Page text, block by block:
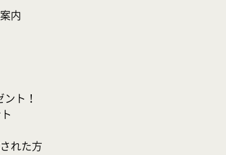
内
ト！
れた方